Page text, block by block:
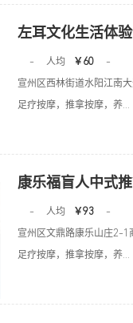
左耳文化生活体
- 人均 ￥60
-
宣州区西林街道水阳江南
足疗按摩，推拿按摩，养...
康乐福盲人中式
- 人均 ￥93
-
宣州区文鼎路康乐山庄2-1
足疗按摩，推拿按摩，养...